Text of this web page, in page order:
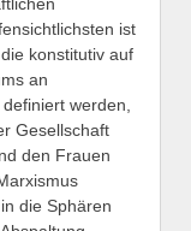
ist
konstitutiv auf
an
werden,
Gesellschaft
den Frauen
die Sphären